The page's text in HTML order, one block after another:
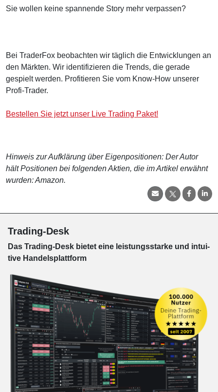
Sie wollen keine spannende Story mehr verpassen?
Bei TraderFox beobachten wir täglich die Entwicklungen an
den Märkten. Wir identifizieren die Trends, die gerade
gespielt werden. Profitieren Sie vom Know-How unserer
Profi-Trader.
Bestellen Sie jetzt unser Live Trading Paket!
Hinweis zur Aufklärung über Eigenpositionen: Der Autor
hält Positionen bei folgenden Aktien, die im Artikel erwähnt
wurden: Amazon.
Trading-Desk
Das Trading-Desk bie­tet eine leis­tungs­star­ke und in­tui­
tive Han­dels­platt­form